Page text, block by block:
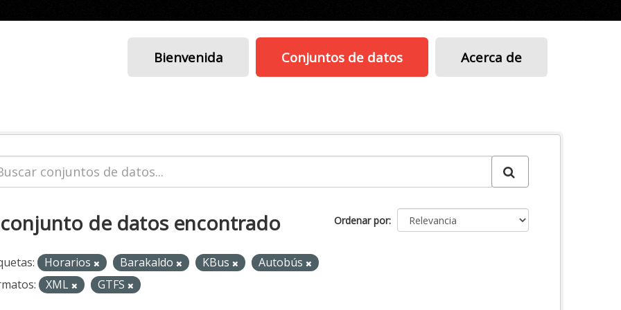
Bienvenida Conjuntos de datos Acerca de
Ordenar por
de datos encontrado
Horarios Barakaldo KBus
Autobús
XML GTFS